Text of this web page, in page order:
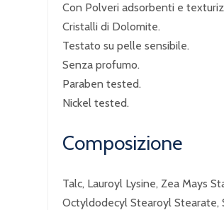
Con Polveri adsorbenti e
Cristalli di Dolomite.
Testato su pelle sensibile.
Senza profumo.
Paraben tested.
Nickel tested.
Composizione
Talc, Lauroyl Lysine, Zea Mays
Octyldodecyl Stearoyl Stearate,